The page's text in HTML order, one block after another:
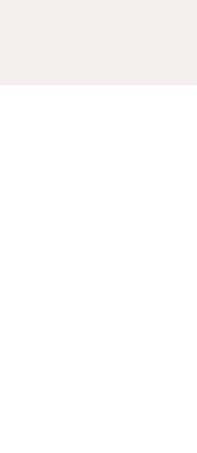
dans votre
- La Biodiversité à